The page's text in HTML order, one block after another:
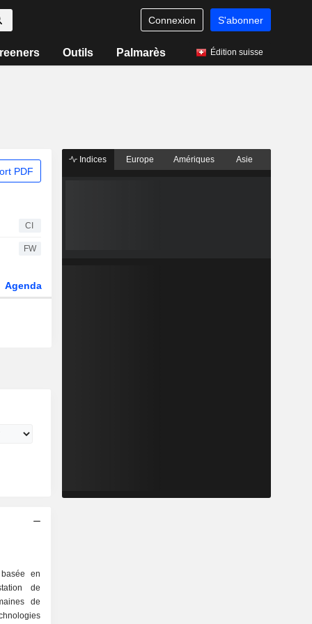
Connexion S'abonner
Outils Palmarès Édition suisse
PDF
CI
FW
Agenda
en
de
de
Indices Europe Amériques Asie